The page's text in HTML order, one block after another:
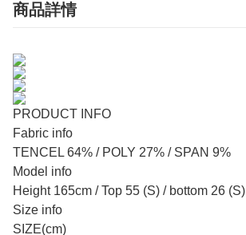
商品詳情
PRODUCT INFO
Fabric info
TENCEL 64% / POLY 27% / SPAN 9%
Model info
Height 165cm / Top 55 (S) / bottom 26 (S)
Size info
SIZE(cm)